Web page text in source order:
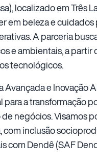
localizado em Três
em beleza e
A parceria
e ambientais, a
tecnológicos.
e Inovação
a transformação
negócios. Visamos
inclusão
Dendê (SAF